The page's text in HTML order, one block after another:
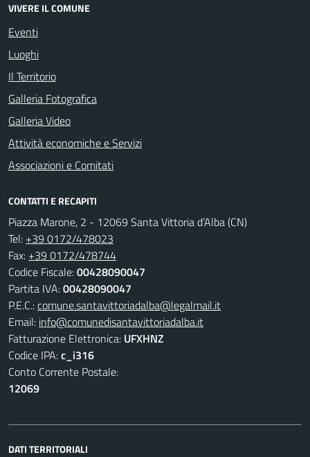
VIVERE IL COMUNE
Eventi
Luoghi
Il Territorio
Galleria Fotografica
Galleria Video
Attività economiche e Servizi
Associazioni e Comitati
CONTATTI E RECAPITI
Piazza Marone, 2 - 12069 Santa Vittoria d’Alba (CN)
Tel: +39 0172/478023
Fax: +39 0172/478744
Codice Fiscale:00428090047
Partita IVA:00428090047
P.E.C.:comune.santavittoriadalba@legalmail.it
Email: info@comunedisantavittoriadalba.it
Fatturazione Elettronica: UFXHNZ
Codice IPA:c_i316
Conto Corrente Postale:
12069
DATI TERRITORIALI